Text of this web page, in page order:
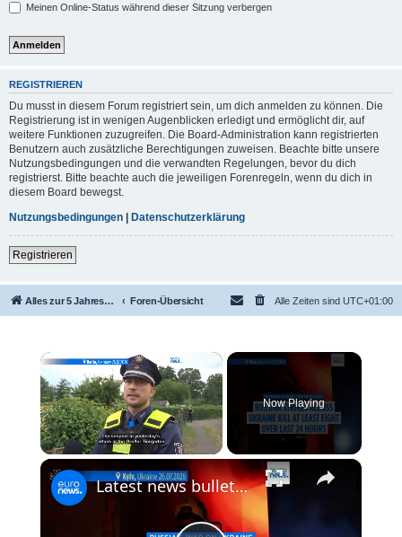
Meinen Online-Status während dieser Sitzung verbergen
REGISTRIEREN
Du musst in diesem Forum registriert sein, um dich anmelden zu können. Die
Registrierung ist in wenigen Augenblicken erledigt und ermöglicht dir, auf
weitere Funktionen zuzugreifen. Die Board-Administration kann registrierten
Benutzern auch zusätzliche Berechtigungen zuweisen. Beachte bitte unsere
Nutzungsbedingungen und die verwandten Regelungen, bevor du dich
registrierst. Bitte beachte auch die jeweiligen Forenregeln, wenn du dich in
diesem Board bewegst.
Nutzungsbedingungen | Datenschutzerklärung
Registrieren
Alles zur 5 Jahreswertung / Tabelle der UEFA mit vielen Statistiken. Foren-Übersicht Alle Zeiten sind UTC+01:00
×
Now Playing
×
Latest news bulletin | July 27th, 2026 – Morning